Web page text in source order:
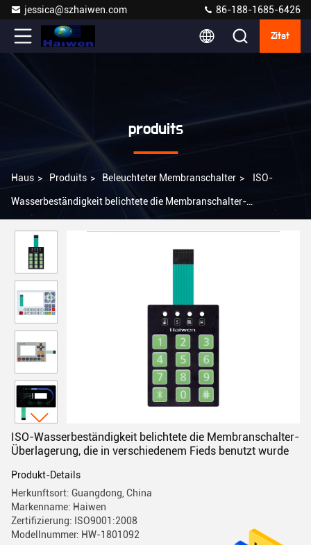
jessica@szhaiwen.com 86-188-1685-6426
Zitat
produits
Haus > Produits > Beleuchteter Membranschalter > ISO-
Wasserbeständigkeit belichtete die Membranschalter-
ISO-Wasserbeständigkeit belichtete die Membranschalter-
Überlagerung, die in verschiedenem Fieds benutzt wurde
Produkt-Details
Herkunftsort: Guangdong, China
Markenname: Haiwen
Zertifizierung: ISO9001:2008
Modellnummer: HW-1801092